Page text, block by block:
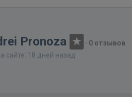
Pronoza · 0 отзывов
сайте: 18 дней назад